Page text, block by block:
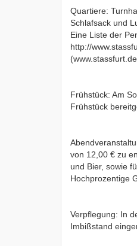
Quartiere:
Schlafsack und
Eine Liste der
http://
Frühstück: Am
Frühstück
von 12,00 € zu
und Bier, sowie
Hochprozentige
Verpflegung: In
Imbißstand